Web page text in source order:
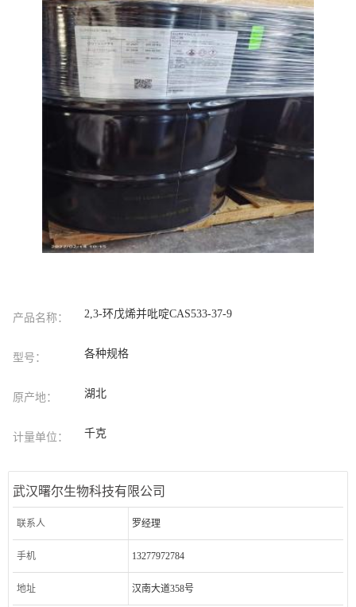
产品名称： 2,3-环戊烯并吡啶CAS533-37-9
型号： 各种规格
原产地： 湖北
计量单位： 千克
武汉曙尔生物科技有限公司
联系人 罗经理
手机 13277972784
地址 汉南大道358号